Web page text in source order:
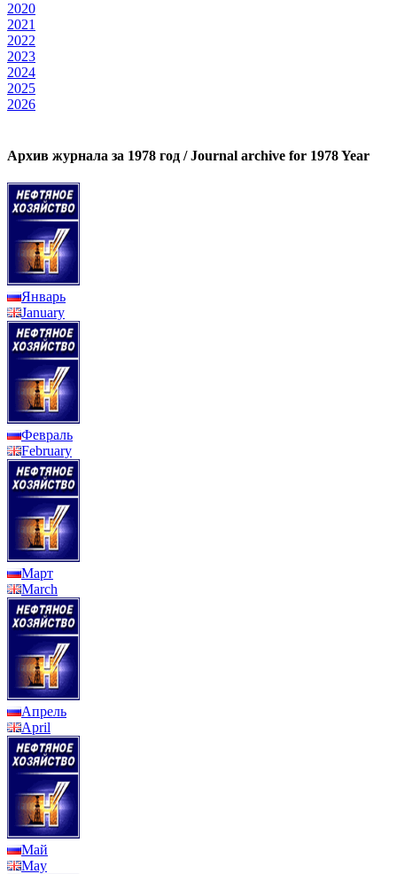
2020
2021
2022
2023
2024
2025
2026
Архив журнала за 1978 год / Journal archive for 1978 Year
Январь
January
Февраль
February
Март
March
Апрель
April
Май
May